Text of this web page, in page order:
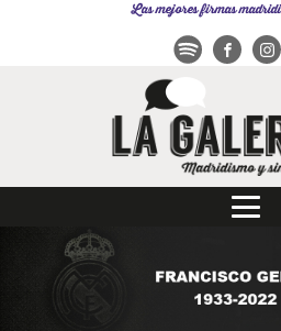
Las mejores firmas